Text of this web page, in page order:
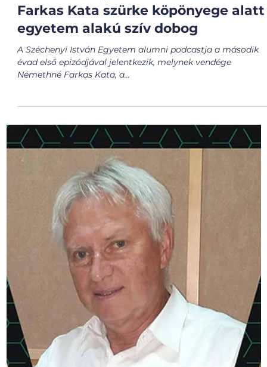
Alumni Talk podcast: Némethné
Farkas Kata szürke köpönyege alatt
egyetem alakú szív dobog
A Széchenyi István Egyetem alumni podcastja a második